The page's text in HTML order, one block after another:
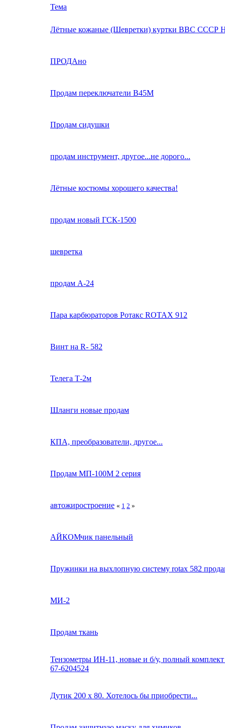
Тема
Лётные кожаные (Шевретки) куртки ВВС СССР
ПРОДАно
Продам переключатели В45М
Продам сидушки
продам инструмент, другое...не дорого...
Лётные костюмы хорошего качества!
продам новый ГСК-1500
шевретка
продам А-24
Пара карбюраторов Ротакс ROTAX 912
Винт на R- 582
Телега Т-2м
Шланги новые продам
КПА, преобразователи, другое...
Продам МП-100М 2 серия
автожиростроение « 1 2 »
АЙКОМчик панельный
Пружинки на выхлопную систему rotax 582
МИ-2
Продам ткань
Тензометры ИН-11, новые и б/у, полный комплект
67-6204524
Дутик 200 х 80. Хотелось бы приобрести...